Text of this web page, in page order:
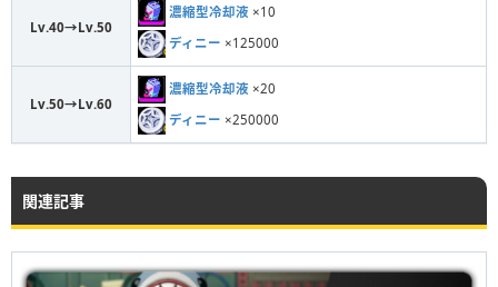
Lv.40→Lv.50
濃縮型冷却液 ×10
ディニー ×125000
Lv.50→Lv.60
濃縮型冷却液 ×20
ディニー ×250000
関連記事